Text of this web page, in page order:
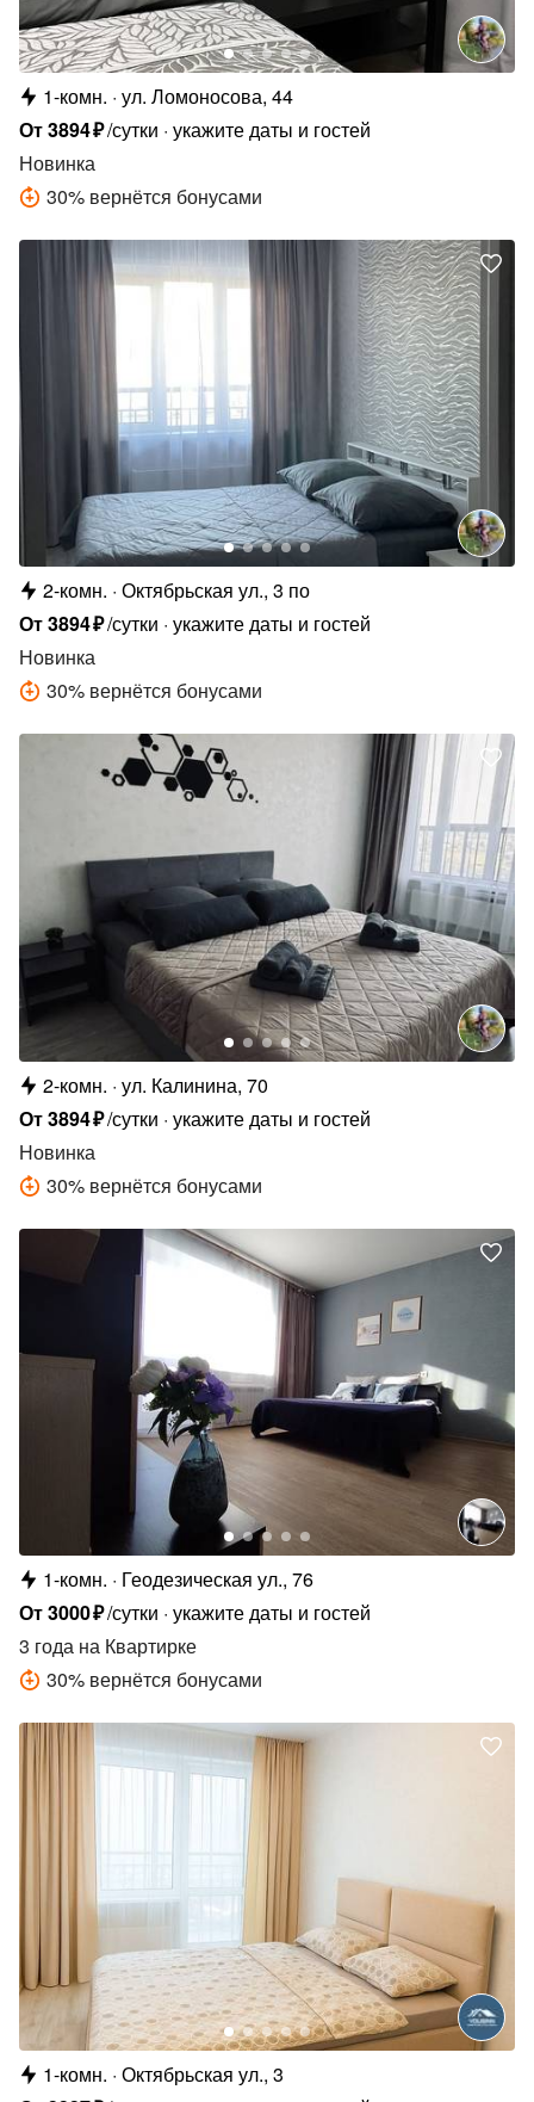
1-комн. ул. Ломоносова, 44
От3894₽/сутки укажите даты и гостей
Новинка
30% вернётся бонусами
2-комн. Октябрьская ул., 3 по
От3894₽/сутки укажите даты и гостей
Новинка
30% вернётся бонусами
2-комн. ул. Калинина, 70
От3894₽/сутки укажите даты и гостей
Новинка
30% вернётся бонусами
1-комн.
Геодезическая ул., 76
От3000₽/сутки укажите даты и гостей
3 года на Квартирке
30% вернётся бонусами
1-комн. Октябрьская ул., 3